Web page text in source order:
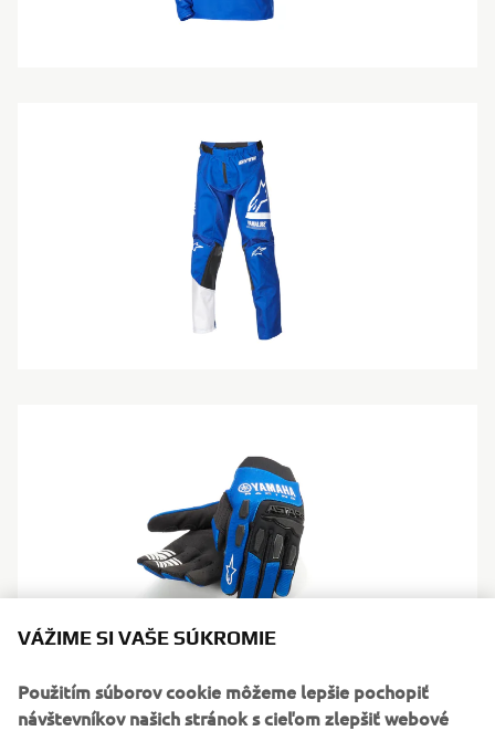
VÁŽIME SI VAŠE SÚKROMIE
Použitím súborov cookie môžeme lepšie pochopiť
návštevníkov našich stránok s cieľom zlepšiť webové